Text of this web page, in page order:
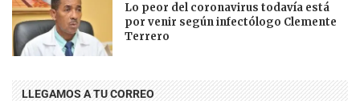
Lo peor del coronavirus todavía está
por venir según infectólogo Clemente
Terrero
LLEGAMOS A TU CORREO